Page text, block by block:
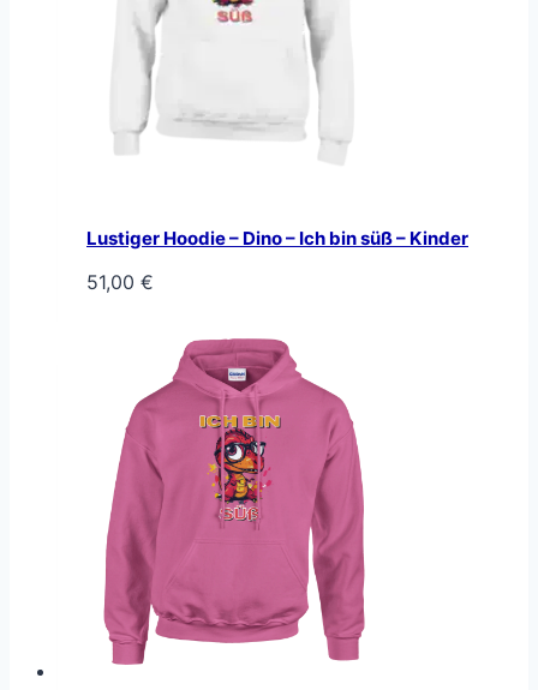
Lustiger Hoodie – Dino – Ich bin süß – Kinder
51,00 €